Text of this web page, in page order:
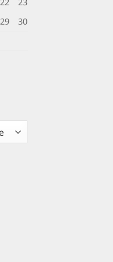
29
30